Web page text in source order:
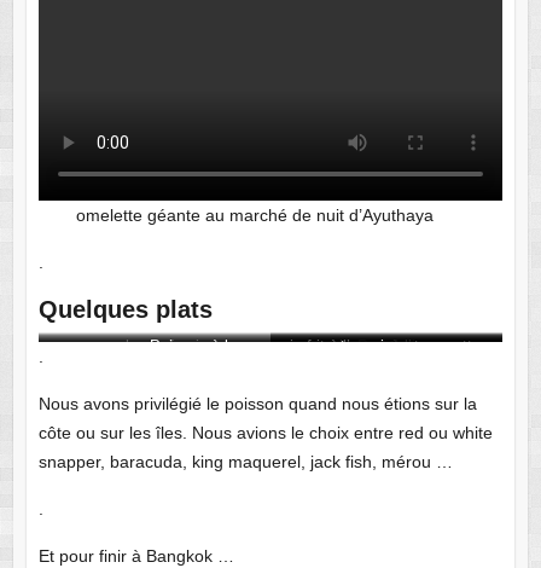
omelette géante au marché de nuit d’Ayuthaya
Quelques plats
Pad thai
calamars à l’encre
calamar farci riz frit à l’ananas et crevettes
Poisson à la vapeur sauce tamarin
Nous avons privilégié le poisson quand nous étions sur la
côte ou sur les îles. Nous avions le choix entre red ou white
snapper, baracuda, king maquerel, jack fish, mérou …
Et pour finir à Bangkok …